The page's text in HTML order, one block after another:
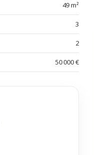
49 m²
3
2
50 000 €